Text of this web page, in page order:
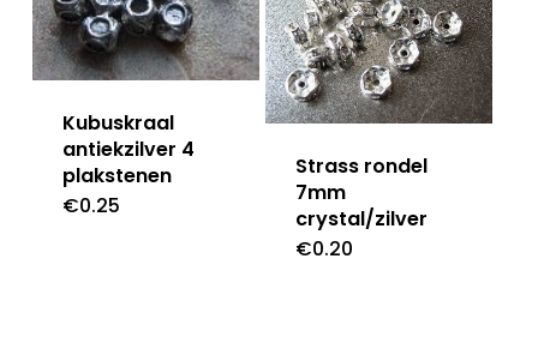
Kubuskraal
antiekzilver 4
plakstenen
€0.25
Strass rondel
7mm
crystal/zilver
€0.20